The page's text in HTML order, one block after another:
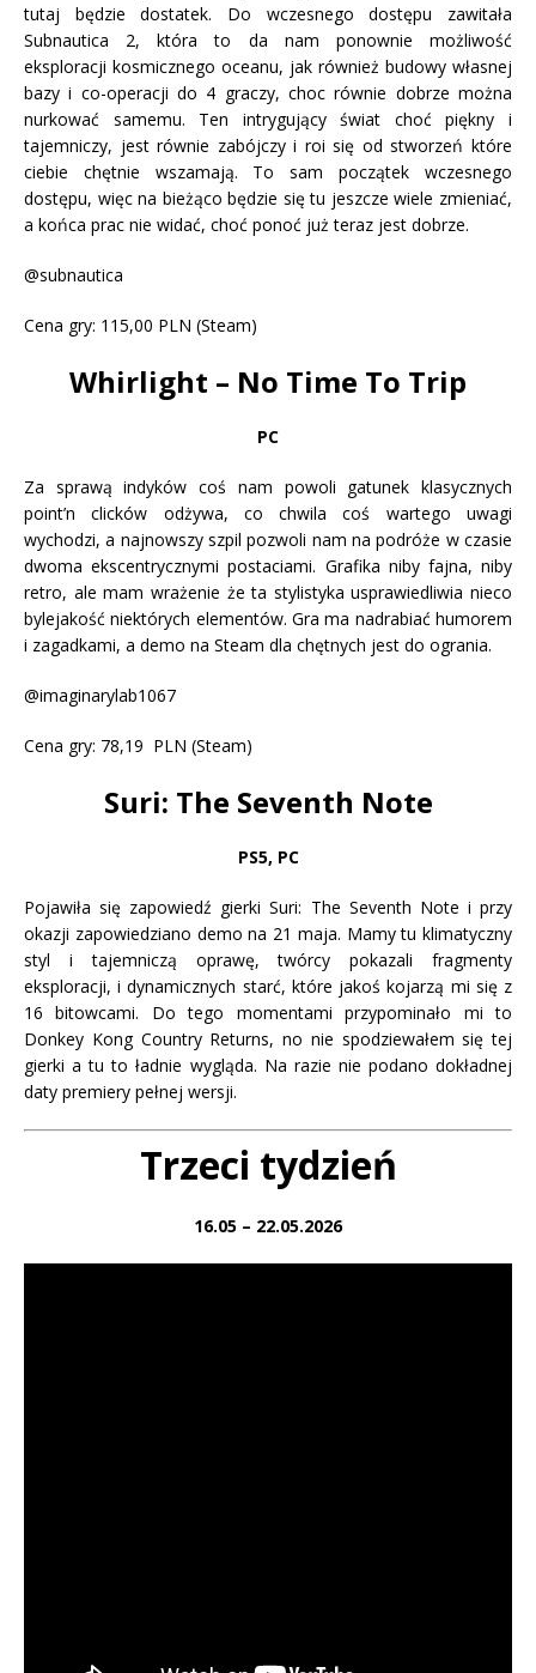
tutaj będzie dostatek. Do wczesnego dostępu zawitała
Subnautica 2, która to da nam ponownie możliwość
eksploracji kosmicznego oceanu, jak również budowy własnej
bazy i co-operacji do 4 graczy, choc równie dobrze można
nurkować samemu. Ten intrygujący świat choć piękny i
tajemniczy, jest równie zabójczy i roi się od stworzeń które
ciebie chętnie wszamają. To sam początek wczesnego
dostępu, więc na bieżąco będzie się tu jeszcze wiele zmieniać,
a końca prac nie widać, choć ponoć już teraz jest dobrze.
@subnautica
Cena gry: 115,00 PLN (Steam)
Whirlight – No Time To Trip
PC
Za sprawą indyków coś nam powoli gatunek klasycznych
point’n clicków odżywa, co chwila coś wartego uwagi
wychodzi, a najnowszy szpil pozwoli nam na podróże w czasie
dwoma ekscentrycznymi postaciami. Grafika niby fajna, niby
retro, ale mam wrażenie że ta stylistyka usprawiedliwia nieco
bylejakość niektórych elementów. Gra ma nadrabiać humorem
i zagadkami, a demo na Steam dla chętnych jest do ogrania.
@imaginarylab1067
Cena gry: 78,19 PLN (Steam)
Suri: The Seventh Note
PS5, PC
Pojawiła się zapowiedź gierki Suri: The Seventh Note i przy
okazji zapowiedziano demo na 21 maja. Mamy tu klimatyczny
styl i tajemniczą oprawę, twórcy pokazali fragmenty
eksploracji, i dynamicznych starć, które jakoś kojarzą mi się z
16 bitowcami. Do tego momentami przypominało mi to
Donkey Kong Country Returns, no nie spodziewałem się tej
gierki a tu to ładnie wygląda. Na razie nie podano dokładnej
daty premiery pełnej wersji.
Trzeci tydzień
16.05 – 22.05.2026